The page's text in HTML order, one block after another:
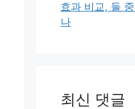
효과 비교, 둘
나
최신 댓글